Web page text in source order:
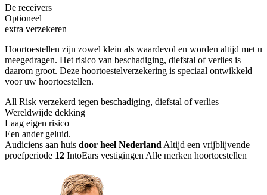
De receivers
Optioneel
extra verzekeren
Hoortoestellen zijn zowel klein als waardevol en worden altijd met u
meegedragen. Het risico van beschadiging, diefstal of verlies is
daarom groot. Deze hoortoestelverzekering is speciaal ontwikkeld
voor uw hoortoestellen.
All Risk verzekerd tegen beschadiging, diefstal of verlies
Wereldwijde dekking
Laag eigen risico
Een ander geluid.
Audiciens aan huis door heel Nederland Altijd een vrijblijvende
proefperiode 12 IntoEars vestigingen Alle merken hoortoestellen